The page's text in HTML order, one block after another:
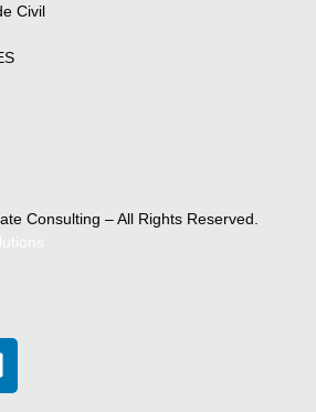
Civil
Consulting – All Rights Reserved.